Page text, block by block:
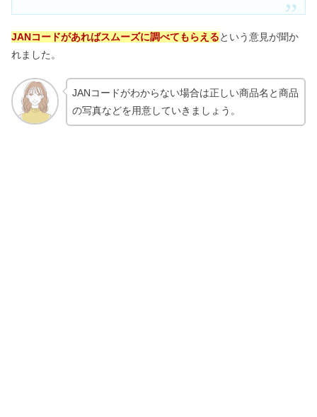
JANコードがあればスムーズに調べてもらえるという意見が聞か
れました。
JANコードがわからない場合は正しい商品名と商品
の写真などを用意していきましょう。